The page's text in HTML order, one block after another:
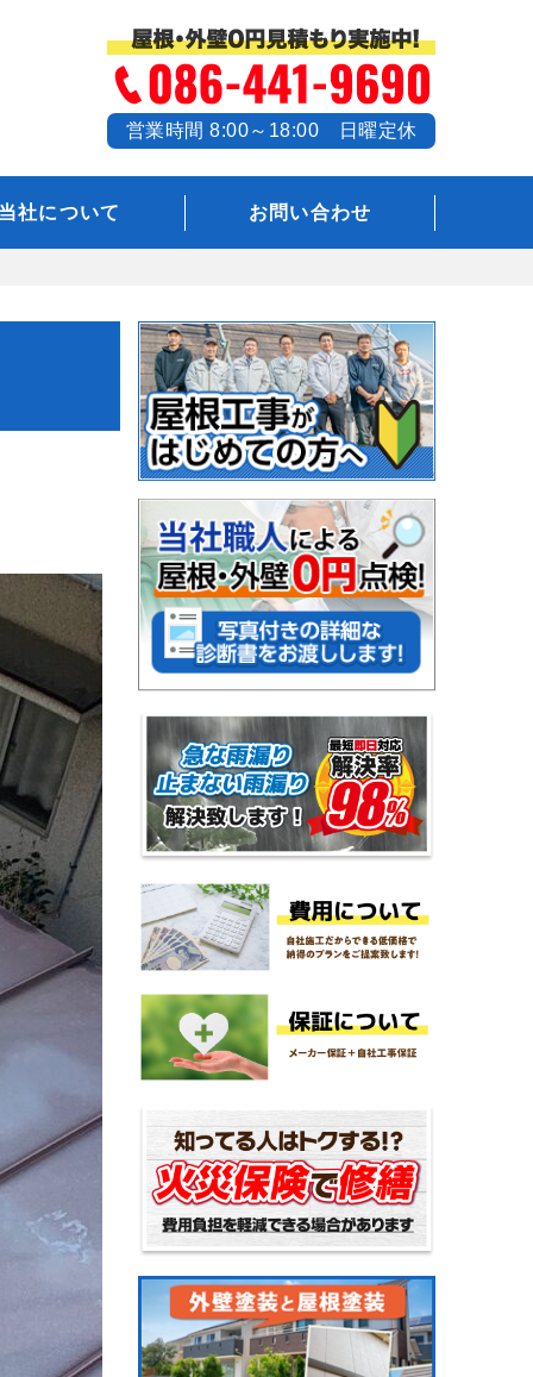
営業時間 8:00～18:00 日曜定休
社について お問い合わせ